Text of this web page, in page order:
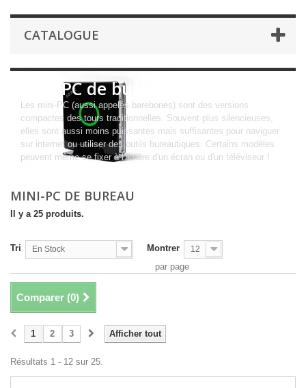
CATALOGUE
Mini-PC de bureau
Les mini-PC (aussi appelés barebones) sont des versions
compactes des tours traditionnelles. Souvent plus silencieuses,
elles sont aussi moins puissantes mais suffisantes pour naviguer
sur internet ou utiliser des outils bureautiques. Certains modèles
peuvent même se fixer à l'arrière d'un écran ou d'un téléviseur !
MINI-PC DE BUREAU
Il y a 25 produits.
Tri En Stock Montrer 12
par page
Comparer (0)
Afficher tout
1 2 3
Résultats 1 - 12 sur 25.